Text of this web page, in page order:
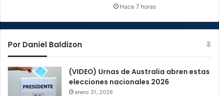
Hace 7 horas
Por Daniel Baldizon
(VIDEO) Urnas de Australia abren estas
elecciones nacionales 2026
enero 31, 2026